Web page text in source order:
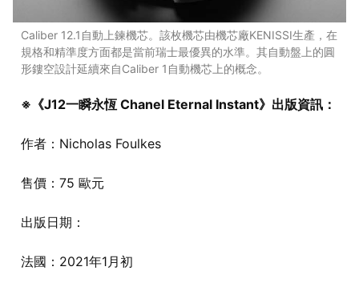
Caliber 12.1自動上鍊機芯。該枚機芯由機芯廠KENISSI生產，在
規格和精準度方面都是當前瑞士最優異的水準。其自動盤上的圓
形鏤空設計延續來自Caliber 1自動機芯上的概念。
※《J12一瞬永恆 Chanel Eternal Instant》出版資訊：
作者：Nicholas Foulkes
售價：75 歐元
出版日期：
法國：2021年1月初